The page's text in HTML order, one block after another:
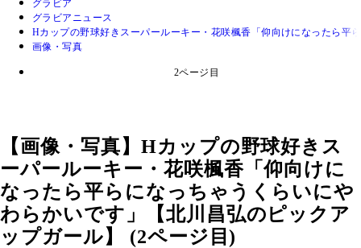
グラビア
グラビアニュース
Hカップの野球好きスーパールーキー・花咲楓香「仰向けになったら平
画像・写真
2ページ目
【画像・写真】Hカップの野球好きス
ーパールーキー・花咲楓香「仰向けに
なったら平らになっちゃうくらいにや
わらかいです」【北川昌弘のピックア
ップガール】 (2ページ目)